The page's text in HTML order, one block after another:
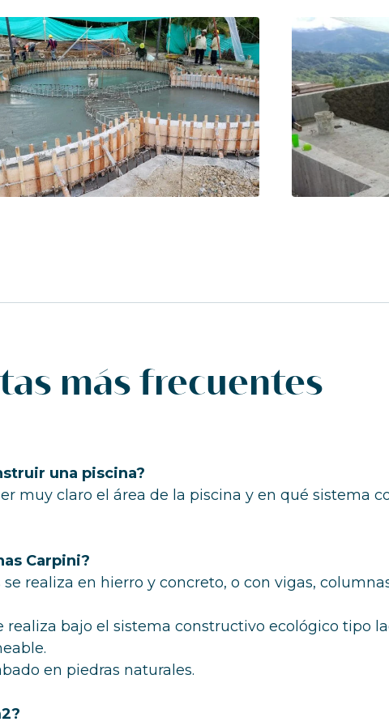
más frecuentes
una piscina?
muy claro el área de la piscina y en qué sistema
Carpini?
realiza en hierro y concreto, o con vigas,
realiza bajo el sistema constructivo ecológico tipo
en piedras naturales.